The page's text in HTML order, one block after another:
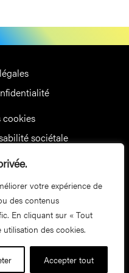
votre expérience de
des contenus
En cliquant sur « Tout
des cookies.
Accepter tout
cookies
sociétale
actualités
newsletter